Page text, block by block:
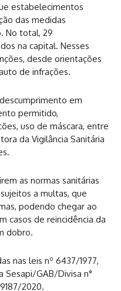
estabelecimentos
das medidas
No total, 29
na capital. Nesses
desde orientações
de infrações.
em
permitido,
uso de máscara, entre
da Vigilância Sanitária
as normas sanitárias
a multas, que
podendo chegar ao
casos de reincidência da
dobro.
nas leis nº 6437/1977,
Sesapi/GAB/Divisa n°
2020.